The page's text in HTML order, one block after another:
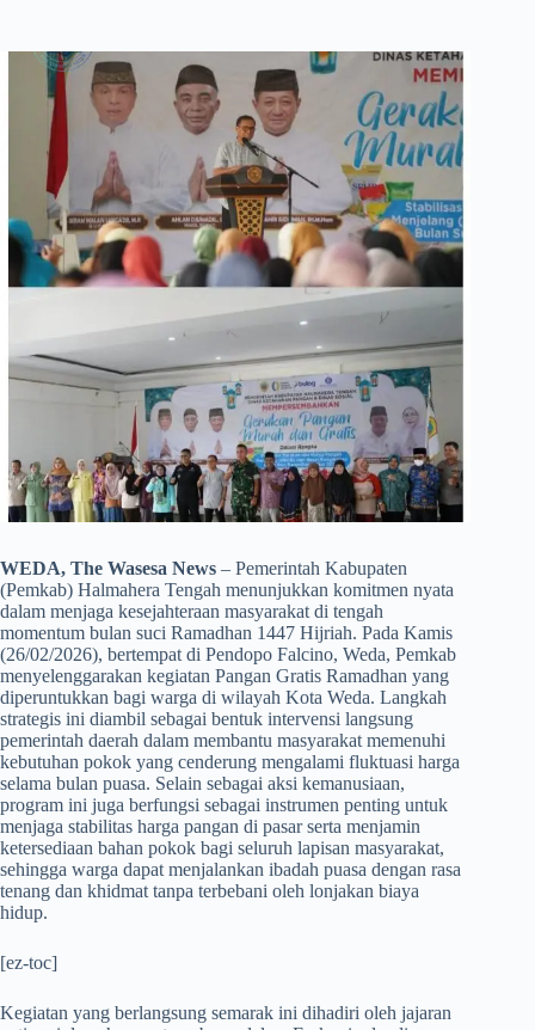
WEDA, The Wasesa News – Pemerintah Kabupaten
(Pemkab) Halmahera Tengah menunjukkan komitmen nyata
dalam menjaga kesejahteraan masyarakat di tengah
momentum bulan suci Ramadhan 1447 Hijriah. Pada Kamis
(26/02/2026), bertempat di Pendopo Falcino, Weda, Pemkab
menyelenggarakan kegiatan Pangan Gratis Ramadhan yang
diperuntukkan bagi warga di wilayah Kota Weda. Langkah
strategis ini diambil sebagai bentuk intervensi langsung
pemerintah daerah dalam membantu masyarakat memenuhi
kebutuhan pokok yang cenderung mengalami fluktuasi harga
selama bulan puasa. Selain sebagai aksi kemanusiaan,
program ini juga berfungsi sebagai instrumen penting untuk
menjaga stabilitas harga pangan di pasar serta menjamin
ketersediaan bahan pokok bagi seluruh lapisan masyarakat,
sehingga warga dapat menjalankan ibadah puasa dengan rasa
tenang dan khidmat tanpa terbebani oleh lonjakan biaya
hidup.
[ez-toc]
​Kegiatan yang berlangsung semarak ini dihadiri oleh jajaran